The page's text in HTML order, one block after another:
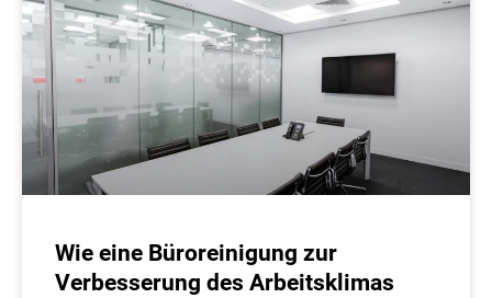
Wie eine Büroreinigung zur
Verbesserung des Arbeitsklimas